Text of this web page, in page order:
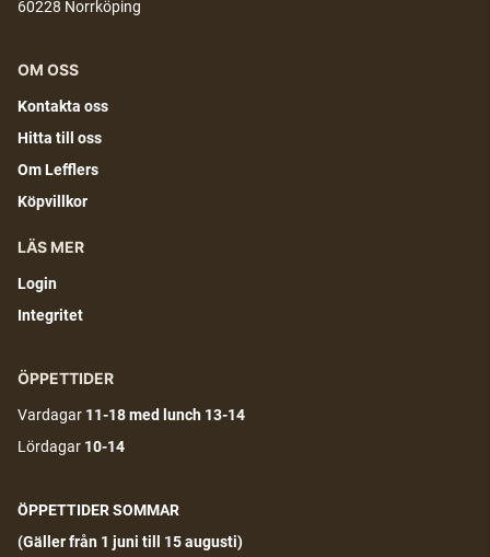
60228 Norrköping
OM OSS
Kontakta oss
Hitta till oss
Om Lefflers
Köpvillkor
LÄS MER
Login
Integritet
ÖPPETTIDER
Vardagar 11-18med lunch 13-14
Lördagar 10-14
ÖPPETTIDER SOMMAR
(Gäller från 1 juni till 15 augusti)